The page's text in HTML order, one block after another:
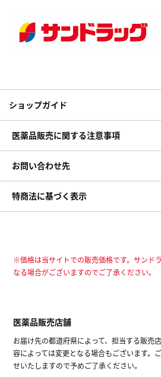
ショップガイド
医薬品販売に関する注意事項
お問い合わせ先
特商法に基づく表示
※価格は当サイトでの販売価格です。サンド
なる場合がございますのでご了承ください。
医薬品販売店舗
お届け先の都道府県によって、担当する販売
容によっては変更となる場合もございます。
せいたしますので予めご了承ください。